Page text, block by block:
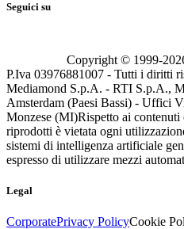
Seguici su
Copyright © 1999-
P.Iva 03976881007 - Tutti i diritti
Mediamond S.p.A. - RTI S.p.A.,
Amsterdam (Paesi Bassi) - Uffici
Monzese (MI)Rispetto ai contenuti
riprodotti è vietata ogni
sistemi di intelligenza artificiale
espresso di utilizzare mezzi
Legal
CorporatePrivacy PolicyCookie